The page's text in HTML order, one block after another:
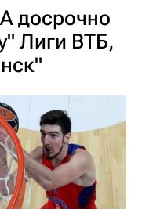
досрочно
Лиги ВТБ,